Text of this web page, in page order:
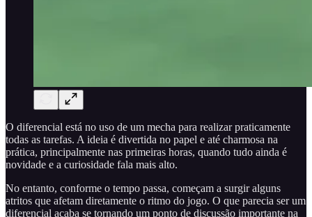
O diferencial está no uso de um mecha para realizar praticamente
todas as tarefas. A ideia é divertida no papel e até charmosa na
prática, principalmente nas primeiras horas, quando tudo ainda é
novidade e a curiosidade fala mais alto.
No entanto, conforme o tempo passa, começam a surgir alguns
atritos que afetam diretamente o ritmo do jogo. O que parecia ser um
diferencial acaba se tornando um ponto de discussão importante na